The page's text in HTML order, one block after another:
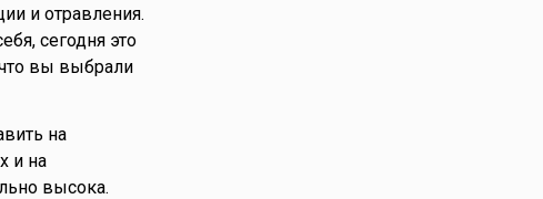
и отравления.
сегодня это
вы выбрали
на
и на
высока.